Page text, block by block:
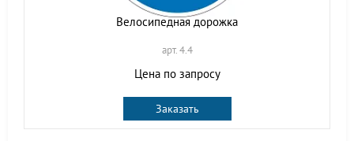
Велосипедная дорожка
арт. 4.4
Цена по запросу
Заказать